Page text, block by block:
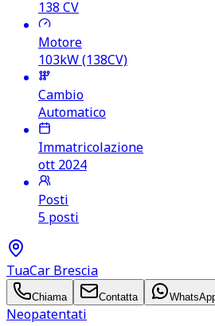
138 CV
Motore
103kW (138CV)
Cambio
Automatico
Immatricolazione
ott 2024
Posti
5 posti
TuaCar Brescia
Chiama Contatta
Neopatentati